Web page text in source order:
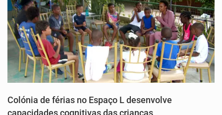
Colónia de férias no Espaço L desenvolve